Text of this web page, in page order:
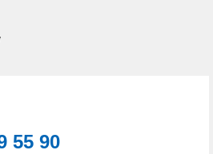
55 90